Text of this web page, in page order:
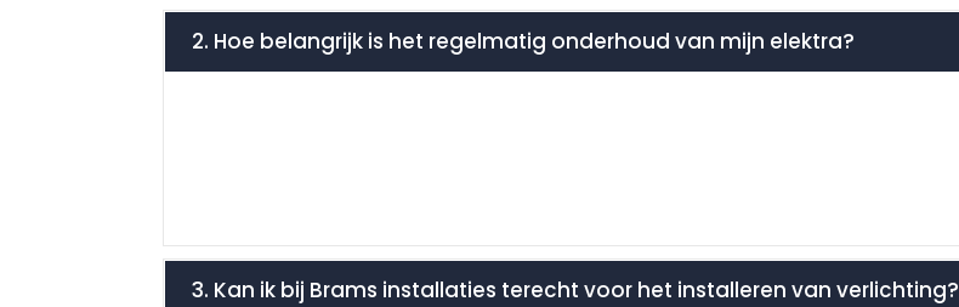
2. Hoe belangrijk is het regelmatig onderhoud van mijn elektra?
3. Kan ik bij Brams installaties terecht voor het installeren van verlichting?